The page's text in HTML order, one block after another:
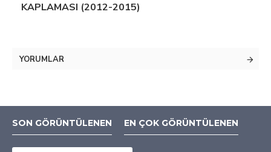
KAPLAMASI (2012-2015)
YORUMLAR
SON GÖRÜNTÜLENEN EN ÇOK GÖRÜNTÜLENEN